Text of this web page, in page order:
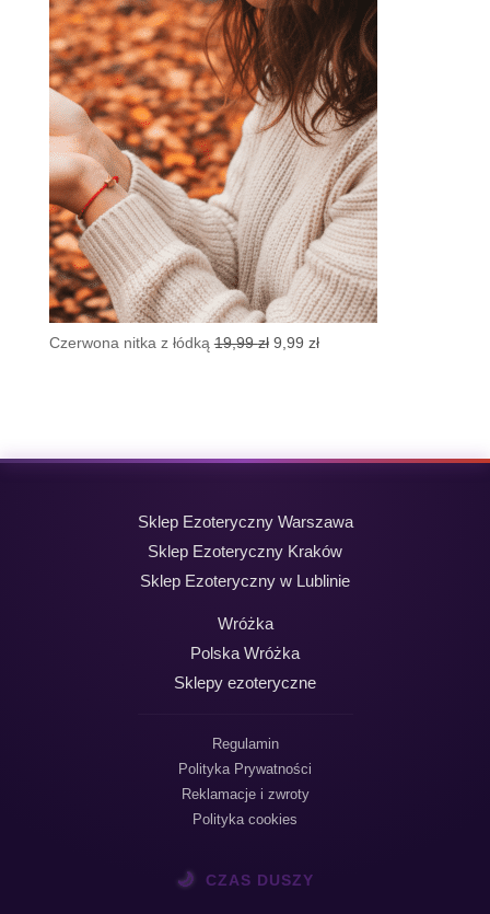
wynosiła:
19,99 zł.
wynosi:
8,99 zł.
Czerwona nitka z łódką 19,99zł Pierwotna
9,99 złAktualna
Sklep Ezoteryczny Warszawa
Sklep Ezoteryczny Kraków
Sklep Ezoteryczny w Lublinie
Wróżka
Polska Wróżka
Sklepy ezoteryczne
Regulamin
Polityka Prywatności
Reklamacje i zwroty
Polityka cookies
🌙 CZAS DUSZY